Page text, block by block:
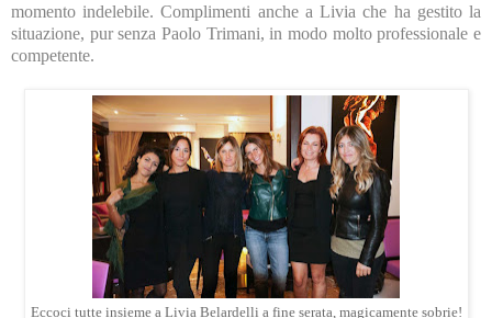
momento indelebile. Complimenti anche a Livia che ha gestito la
situazione, pur senza Paolo Trimani, in modo molto professionale e
competente.
Eccoci tutte insieme a Livia Belardelli a fine serata, magicamente sobrie!